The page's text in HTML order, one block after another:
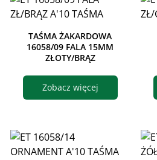
TAŚMA ŻAKARDOWA
16058/09 FALA 15MM
ZŁOTY/BRĄZ
Zobacz więcej